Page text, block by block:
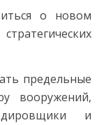
о новом
предельные
вооружений,
и